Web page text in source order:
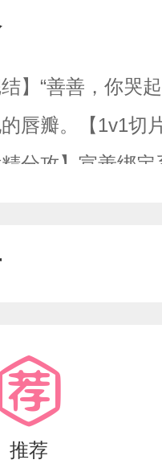
结】“善善，你哭
唇瓣。【1v1切
分攻】宣善绑
善，水性杨花的
吗？”权势滔天的
低笑，“陛下，别
：“善善又不听话
推荐